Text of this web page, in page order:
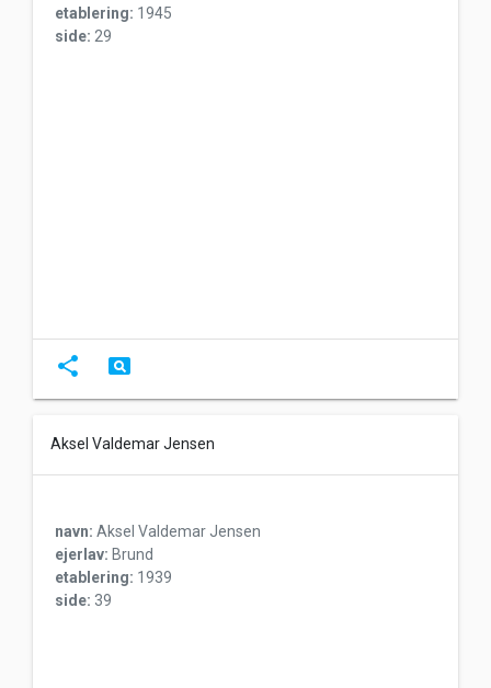
etablering: 1945
side: 29
share pageview
Aksel Valdemar Jensen
navn: Aksel Valdemar Jensen
ejerlav: Brund
etablering: 1939
side: 39